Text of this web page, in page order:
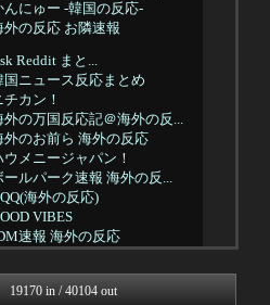
んにゅー -韓国の反応-
外の反応 お隣速報
Reddit まと...
国ニュース反応まとめ
チカン！
外の万国反応記＠海外の反...
外のお前ら 海外の反応
ウメニージャパン！
ールパーク速報 海外の反...
海外の反応)
VIBES
速報 海外の反応
国ニュース反応まとめ
外の反応スポーツ
19170 in / 40104 out